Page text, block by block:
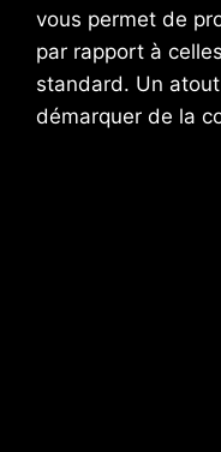
vous permet de
par rapport à
standard. Un
démarquer de la